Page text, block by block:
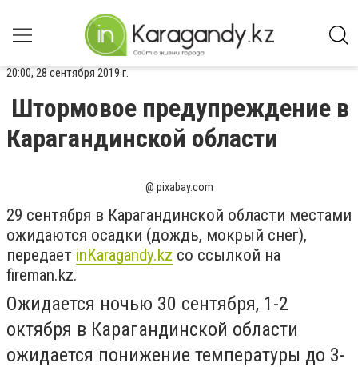
20:00, 28 сентября 2019 г.
Штормовое предупреждение в
Карагандинской области
@ pixabay.com
29 сентября в Карагандинской области местами
ожидаются осадки (дождь, мокрый снег),
передает inKaragandy.kz со ссылкой на
fireman.kz.
Ожидается ночью 30 сентября, 1-2
октября в Карагандинской области
ожидается понижение температуры до 3-